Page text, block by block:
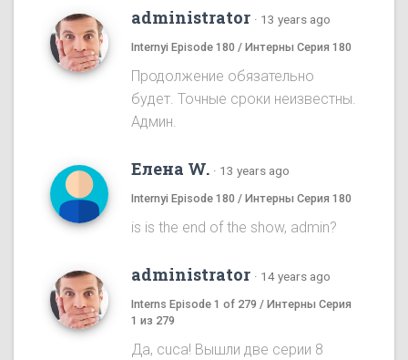
administrator · 13 years ago
Internyi Episode 180 / Интерны Серия 180
Продолжение обязательно
будет. Точные сроки неизвестны.
Админ.
Елена W. · 13 years ago
Internyi Episode 180 / Интерны Серия 180
is is the end of the show, admin?
administrator · 14 years ago
Interns Episode 1 of 279 / Интерны Серия
1 из 279
Да, cuca! Вышли две серии 8